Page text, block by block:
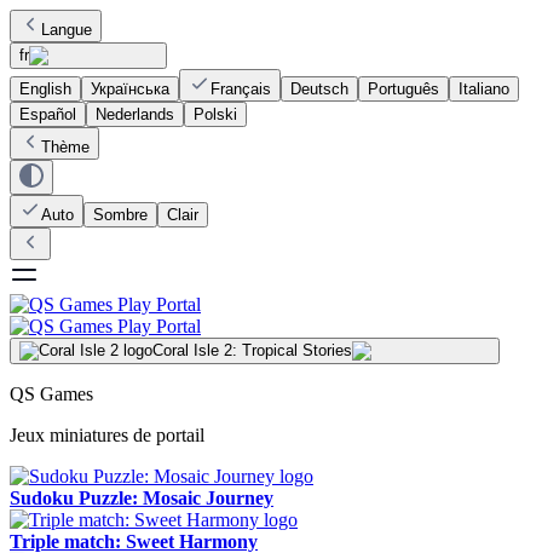
Langue
fr
English
Українська Français Deutsch Português
Italiano
Español
Nederlands
Polski
Thème
Auto Sombre Clair
Coral Isle 2: Tropical Stories
QS Games
Jeux miniatures de portail
Sudoku Puzzle: Mosaic Journey
Triple match: Sweet Harmony